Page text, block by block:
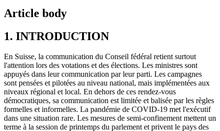
Article body
1. INTRODUCTION
En Suisse, la communication du Conseil fédéral retient surtout
l'attention lors des votations et des élections. Les ministres sont
appuyés dans leur communication par leur parti. Les campagnes
sont pensées et pilotées au niveau national, mais implémentées aux
niveaux régional et local. En dehors de ces rendez-vous
démocratiques, sa communication est limitée et balisée par les règles
formelles et informelles. La pandémie de COVID-19 met l'exécutif
dans une situation rare. Les mesures de semi-confinement mettent un
terme à la session de printemps du parlement et privent le pays des